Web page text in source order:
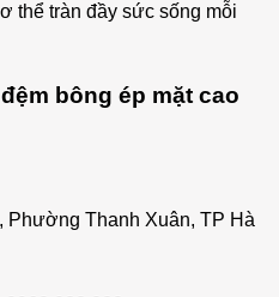
thể tràn đầy sức sống mỗi
bông ép mặt cao
Phường Thanh Xuân, TP Hà